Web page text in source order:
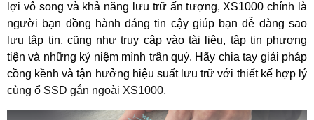
lợi vô song và khả năng lưu trữ ấn tượng, XS1000 chính là
người bạn đồng hành đáng tin cậy giúp bạn dễ dàng sao
lưu tập tin, cũng như truy cập vào tài liệu, tập tin phương
tiện và những kỷ niệm mình trân quý. Hãy chia tay giải pháp
cồng kềnh và tận hưởng hiệu suất lưu trữ với thiết kế hợp lý
cùng ổ SSD gắn ngoài XS1000.